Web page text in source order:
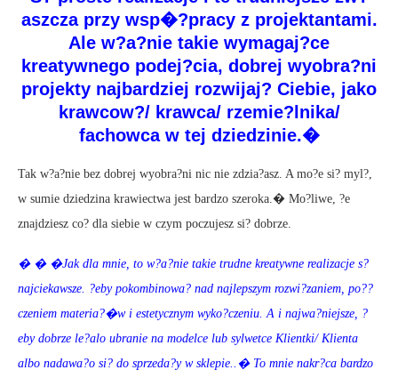
aszcza przy wsp�?pracy z projektantami.
Ale w?a?nie takie wymagaj?ce
kreatywnego podej?cia, dobrej wyobra?ni
projekty najbardziej rozwijaj? Ciebie, jako
krawcow?/ krawca/ rzemie?lnika/
fachowca w tej dziedzinie.�
Tak w?a?nie bez dobrej wyobra?ni nic nie zdzia?asz. A mo?e si? myl?,
w sumie dziedzina krawiectwa jest bardzo szeroka.� Mo?liwe, ?e
znajdziesz co? dla siebie w czym poczujesz si? dobrze.
� � �Jak dla mnie, to w?a?nie takie trudne kreatywne realizacje s?
najciekawsze. ?eby pokombinowa? nad najlepszym rozwi?zaniem, po??
czeniem materia?�w i estetycznym wyko?czeniu. A i najwa?niejsze, ?
eby dobrze le?alo ubranie na modelce lub sylwetce Klientki/ Klienta
albo nadawa?o si? do sprzeda?y w sklepie..� To mnie nakr?ca bardzo